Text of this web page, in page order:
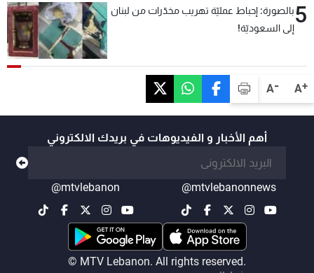
A+
A-
5بالصورة: إحباط عمليّة تهريب مخدّرات من لبنان
إلى السعوديّة!
أهم الأخبار و الفيديوهات في بريدك الالكتروني
@mtvlebanonnews
@mtvlebanon
© MTV Lebanon. All rights reserved.